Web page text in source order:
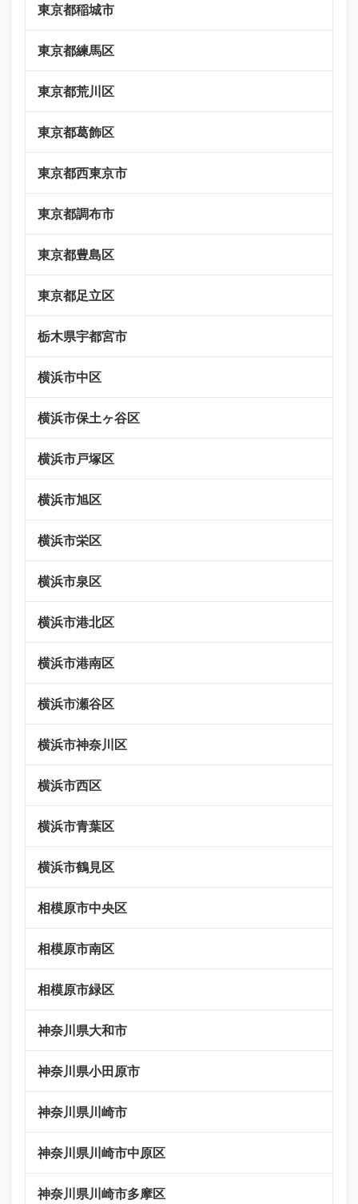
東京都稲城市
東京都練馬区
東京都荒川区
東京都葛飾区
東京都西東京市
東京都調布市
東京都豊島区
東京都足立区
栃木県宇都宮市
横浜市中区
横浜市保土ヶ谷区
横浜市戸塚区
横浜市旭区
横浜市栄区
横浜市泉区
横浜市港北区
横浜市港南区
横浜市瀬谷区
横浜市神奈川区
横浜市西区
横浜市青葉区
横浜市鶴見区
相模原市中央区
相模原市南区
相模原市緑区
神奈川県大和市
神奈川県小田原市
神奈川県川崎市
神奈川県川崎市中原区
神奈川県川崎市多摩区